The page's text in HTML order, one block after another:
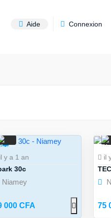
Aide Connexion
5
il y a 1 an
30c
Niamey
000 CFA
il
75